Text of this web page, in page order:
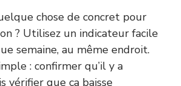
chose de concret pour
? Utilisez un indicateur facile
semaine, au même endroit.
: confirmer qu’il y a
vérifier que ça baisse